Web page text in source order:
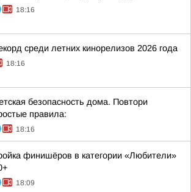
18:16
среди летних кинорелизов 2026 года
18:16
безопасность дома. Повтори
правила:
18:16
финишёров в категории «Любители»
18:09